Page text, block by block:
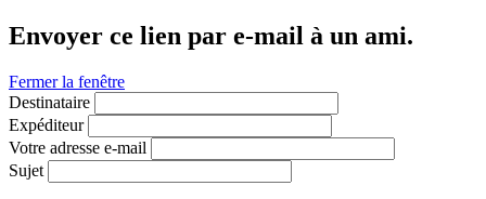
Envoyer ce lien par e-mail à un ami.
Fermer la fenêtre
Destinataire
Expéditeur
Votre adresse e-mail
Sujet